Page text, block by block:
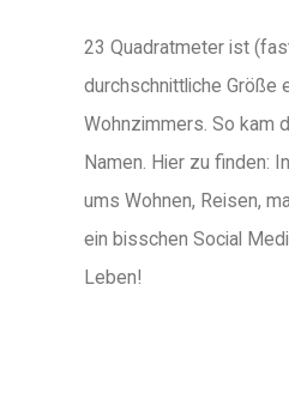
23 Quadratmeter ist
durchschnittliche Größe
Wohnzimmers. So kam
Namen. Hier zu finden:
ums Wohnen, Reisen,
ein bisschen Social
Leben!